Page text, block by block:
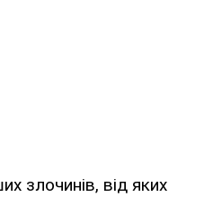
злочинів, від яких